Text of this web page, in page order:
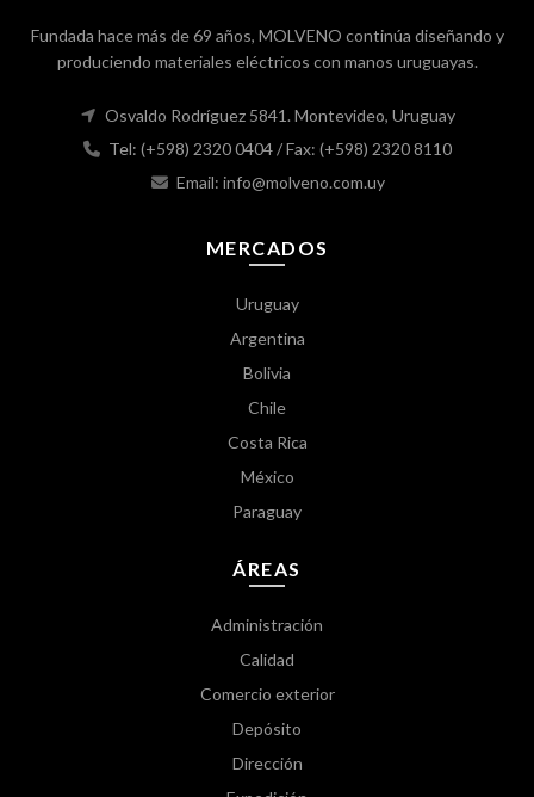
Fundada hace más de 69 años, MOLVENO continúa diseñando y
produciendo materiales eléctricos con manos uruguayas.
Osvaldo Rodríguez 5841. Montevideo, Uruguay
Tel: (+598) 2320 0404/ Fax: (+598) 2320 8110
Email: info@molveno.com.uy
MERCADOS
Uruguay
Argentina
Bolivia
Chile
Costa Rica
México
Paraguay
ÁREAS
Administración
Calidad
Comercio exterior
Depósito
Dirección